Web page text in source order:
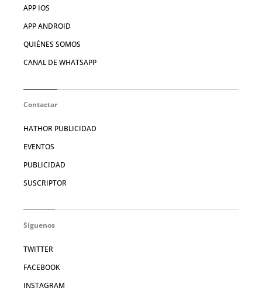
APP IOS
APP ANDROID
QUIÉNES SOMOS
CANAL DE WHATSAPP
Contactar
HATHOR PUBLICIDAD
EVENTOS
PUBLICIDAD
SUSCRIPTOR
Síguenos
TWITTER
FACEBOOK
INSTAGRAM